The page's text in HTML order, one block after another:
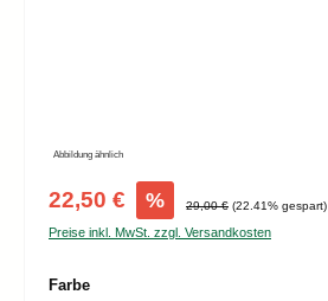
Abbildung ähnlich
Verkaufspreis:
22,50 € % Regulärer Preis:
29,00 € (22.41% gespart)
Preise inkl. MwSt. zzgl. Versandkosten
Farbeauswählen